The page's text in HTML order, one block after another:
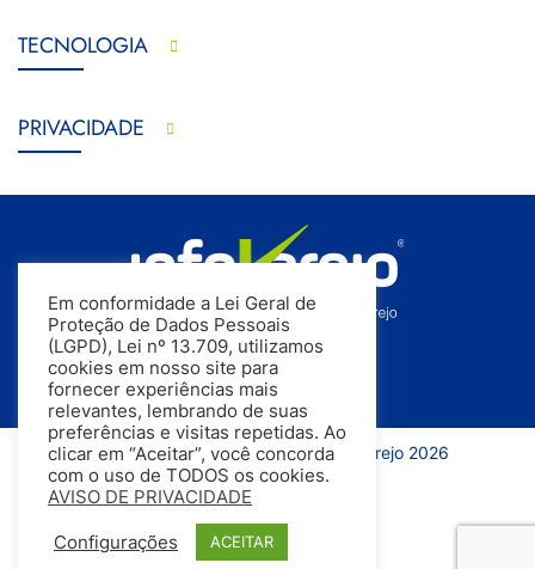
TECNOLOGIA
PRIVACIDADE
Todos os direitos reservados | InfoVarejo 2026
Em conformidade a Lei Geral de
Proteção de Dados Pessoais
(LGPD), Lei nº 13.709, utilizamos
cookies em nosso site para
fornecer experiências mais
relevantes, lembrando de suas
preferências e visitas repetidas. Ao
clicar em “Aceitar”, você concorda
com o uso de TODOS os cookies.
AVISO DE PRIVACIDADE
Configurações ACEITAR